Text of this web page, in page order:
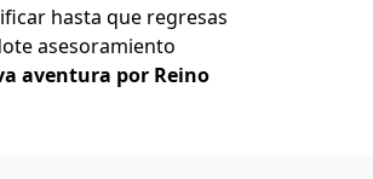
hasta que regresas
asesoramiento
aventura por Reino